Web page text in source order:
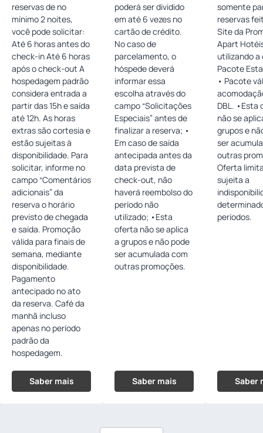
reservas de no
mínimo 2 noites,
você pode solicitar:
Até 6 horas antes do
check-in Até 6 horas
após o check-out A
hospedagem padrão
considera entrada a
partir das 15h e saída
até 12h. As horas
extras são cortesia e
estão sujeitas à
disponibilidade. Para
solicitar, informe no
campo “Comentários
adicionais” da
reserva o horário
previsto de chegada
e saída. Promoção
válida para finais de
semana, mediante
disponibilidade.
Pagamento
antecipado no ato
da reserva. Café da
manhã incluso
apenas no período
padrão da
hospedagem.
Saber mais
poderá ser dividido
em até 6 vezes no
cartão de crédito.
No caso de
parcelamento, o
hóspede deverá
informar essa
escolha através do
campo “Solicitações
Especiais” antes de
finalizar a reserva; •
Em caso de saída
antecipada antes da
data prevista de
check-out, não
haverá reembolso do
período não
utilizado; •Esta
oferta não se aplica
a grupos e não pode
ser acumulada com
outras promoções.
Saber mais
somente
reservas
Site da
Apart
utilizando a
Pacote
• Pacote
DBL. •Esta oferta
não se
grupos e
ser
outras
Oferta
sujeita a
períodos.
Saber